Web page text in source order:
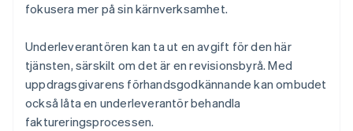
fokusera mer på sin kärnverksamhet.
Underleverantören kan ta ut en avgift för den här
tjänsten, särskilt om det är en revisionsbyrå. Med
uppdragsgivarens förhandsgodkännande kan ombudet
också låta en underleverantör behandla
faktureringsprocessen.